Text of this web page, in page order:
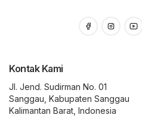
Kontak Kami
Jl. Jend. Sudirman No. 01
Sanggau, Kabupaten Sanggau
Kalimantan Barat, Indonesia